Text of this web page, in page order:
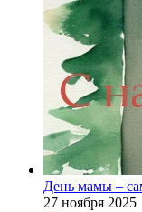
День мамы –
27 ноября 2025